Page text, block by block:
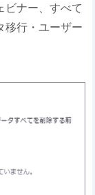
ビナー、すべて
移行・ユーザー